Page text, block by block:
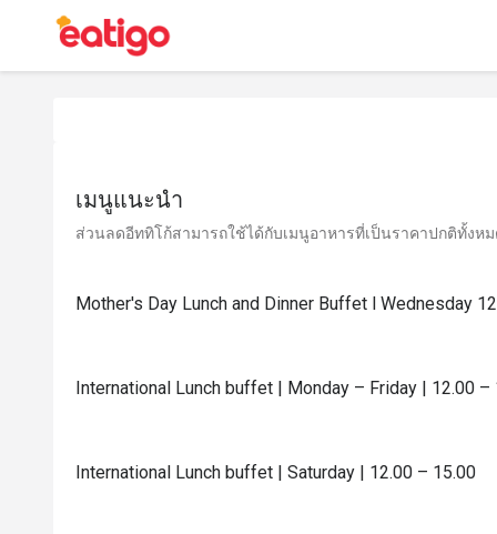
เมนูแนะนำ
ส่วนลดอีททิโก้สามารถใช้ได้กับเมนูอาหารที่เป็นราคาปกติทั้งหม
Mother's Day Lunch and Dinner Buffet l Wednesday
International Lunch buffet | Monday – Friday | 12.00 –
International Lunch buffet | Saturday | 12.00 – 15.00